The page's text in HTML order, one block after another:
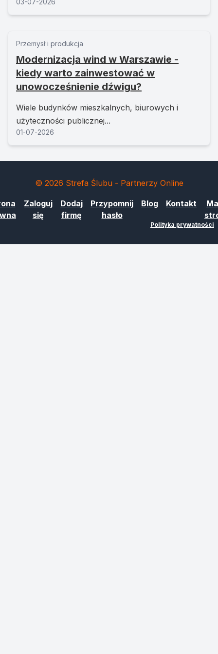
03-07-2026
Przemysł i produkcja
Modernizacja wind w Warszawie -
kiedy warto zainwestować w
unowocześnienie dźwigu?
Wiele budynków mieszkalnych, biurowych i
użyteczności publicznej...
01-07-2026
© 2026 Strefa Ślubu - Partnerzy Online
Zaloguj
się
Dodaj
firmę
Przypomnij
hasło
Blog Kontakt
Polityka prywatności